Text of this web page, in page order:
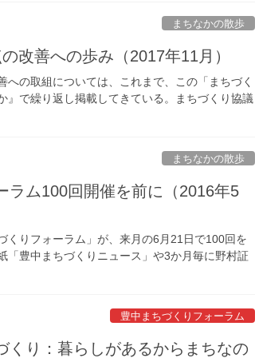
まちなかの散歩
改善への歩み（2017年11月）
の取組については、これまで、この「まちづく
』で繰り返し掲載してきている。まちづくり協議
まちなかの散歩
ラム100回開催を前に（2016年5
りフォーラム」が、来月の6月21日で100回を
「豊中まちづくりニュース」や3か月毎に野村証
豊中まちづくりフォーラム
くり：暮らしがあるからまちなの